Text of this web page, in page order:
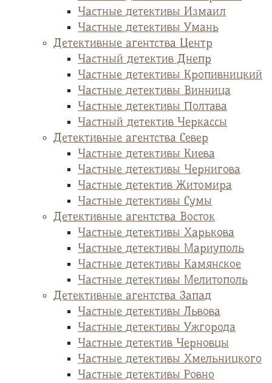
Частные детективы Измаил
Частные детективы Умань
Детективные агентства Центр
Частный детектив Днепр
Частные детективы Кропивницкий
Частные детективы Винница
Частные детективы Полтава
Частный детектив Черкассы
Детективные агентства Север
Частные детективы Киева
Частные детективы Чернигова
Частные детектив Житомира
Частные детективы Сумы
Детективные агентства Восток
Частные детективы Харькова
Частные детективы Мариуполь
Частные детективы Камянское
Частные детективы Мелитополь
Детективные агентства Запад
Частные детективы Львова
Частные детективы Ужгорода
Частные детектив Черновцы
Частные детективы Хмельницкого
Частные детективы Ровно